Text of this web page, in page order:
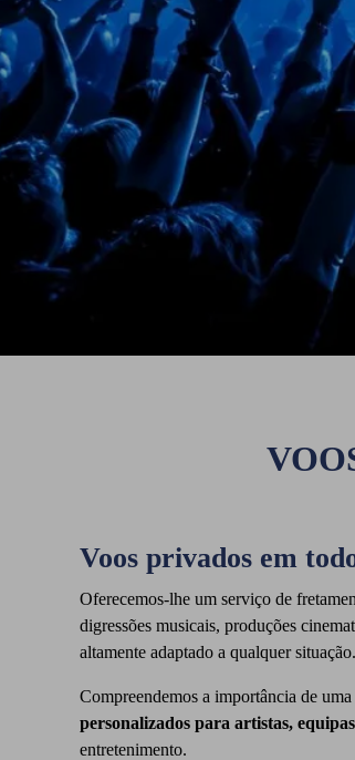
Voos privados em
Oferecemos-lhe um serviço de
digressões musicais, produções
altamente adaptado a qualquer situação.
Compreendemos a importância de
personalizados para artistas,
entretenimento.